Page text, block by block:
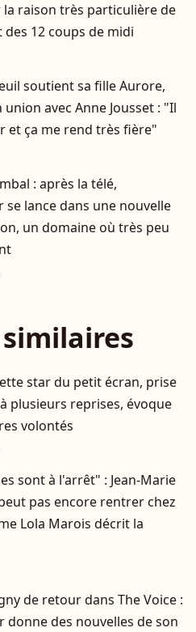
la raison très particulière de
12 coups de midi
soutient sa fille Aurore,
union avec Anne Jousset : "Il
et ça me rend très fière"
: après la télé,
se lance dans une nouvelle
un domaine où très peu
star du petit écran, prise
plusieurs reprises, évoque
volontés
sont à l'arrêt" : Jean-Marie
pas encore rentrer chez
Lola Marois décrit la
de retour dans The Voice :
donne des nouvelles de son